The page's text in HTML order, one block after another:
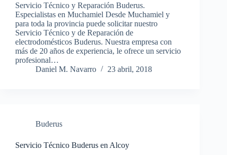
Servicio Técnico y Reparación Buderus.
Especialistas en Muchamiel Desde Muchamiel y
para toda la provincia puede solicitar nuestro
Servicio Técnico y de Reparación de
electrodomésticos Buderus. Nuestra empresa con
más de 20 años de experiencia, le ofrece un servicio
profesional…
Daniel M. Navarro
23 abril, 2018
Buderus
Servicio Técnico Buderus en Alcoy